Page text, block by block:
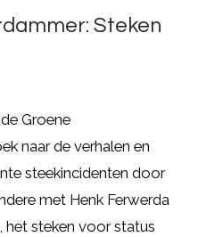
Steken
Groene
naar de verhalen en
steekincidenten door
met Henk Ferwerda
het steken voor status